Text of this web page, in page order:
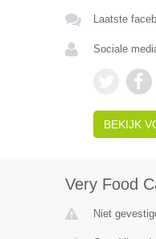
Laatste
Sociale
BEKIJK
Very Food
Niet